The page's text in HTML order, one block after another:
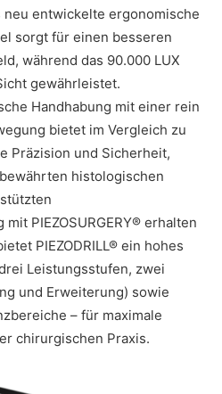
entwickelte ergonomische
sorgt für einen besseren
während das 90.000 LUX
gewährleistet.
Handhabung mit einer rein
bietet im Vergleich zu
Präzision und Sicherheit,
histologischen
PIEZOSURGERY® erhalten
PIEZODRILL® ein hohes
Leistungsstufen, zwei
und Erweiterung) sowie
– für maximale
chirurgischen Praxis.